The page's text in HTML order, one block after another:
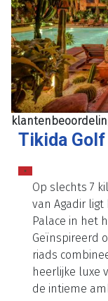
Tikida Golf
Op slechts 7
van Agadir
Palace in het
Geïnspireerd
riads
heerlijke luxe
de intieme